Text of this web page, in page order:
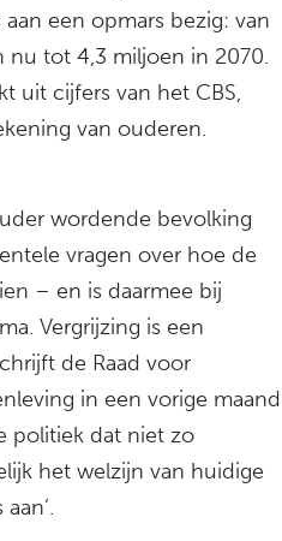
een opmars bezig: van
nu tot 4,3 miljoen in 2070.
uit cijfers van het CBS,
van ouderen.
wordende bevolking
vragen over hoe de
– en is daarmee bij
Vergrijzing is een
de Raad voor
in een vorige maand
politiek dat niet zo
het welzijn van huidige